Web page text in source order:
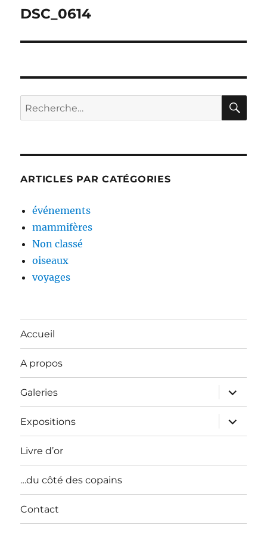
de
DSC_0614
Recherche
pour :
ARTICLES PAR CATÉGORIES
événements
mammifères
Non classé
oiseaux
voyages
Accueil
A propos
Galeries
ouvrir
le
sous-
menu
Expositions
ouvrir
le
sous-
Livre d’or
…du côté des copains
Contact